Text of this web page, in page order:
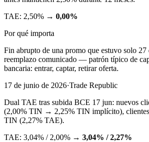
TAE: 2,50% → 0,00%
Por qué importa
Fin abrupto de una promo que estuvo solo 27
reemplazo comunicado — patrón típico de
bancaria: entrar, captar, retirar oferta.
17 de junio de 2026·Trade Republic
Dual TAE tras subida BCE 17 jun: nuevos
(2,00% TIN → 2,25% TIN implícito), clientes
TIN (2,27% TAE).
TAE: 3,04% / 2,00% → 3,04% / 2,27%